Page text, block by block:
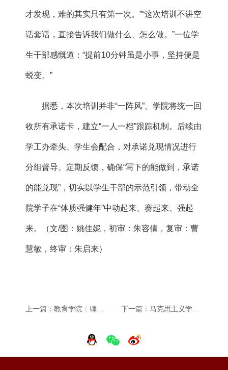
才发现，难的其实只有第一次。”“这次培训不讲空
话套话，直接告诉我们做什么、怎么做。”一位学
生干部感慨道：“提前10分钟虽是小事，坚持便是
蜕变。”
据悉，本次培训并非“一阵风”。学院将统一回
收所有承诺卡，建立“一人一档”跟踪机制。后续由
学工办牵头、学生会配合，对承诺兑现情况进行
分组督导、定期反馈，确保“写下的能做到，承诺
的能兑现”，切实以学生干部的示范引领，带动全
院学子在“体质强健年”中动起来、赛起来、强起
来。（文/图：姚佳妮，初审：朱容倩，复审：曹
慧敏，终审：朱启来）
上一篇：教育学院：锤炼基本功 点亮教师梦 成功举办2026年师范生教学基本功大赛 下一篇：马克思主义学院：青春普法进公园 法治浸润入人心 民法典宣传月志愿活动